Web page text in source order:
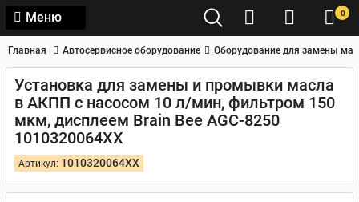
Меню 0
Главная Автосервисное оборудование Оборудование для замены
Установка для замены и промывки масла
в АКПП с насосом 10 л/мин, фильтром 150
мкм, дисплеем Brain Bee AGC-8250
1010320064XX
Артикул: 1010320064XX